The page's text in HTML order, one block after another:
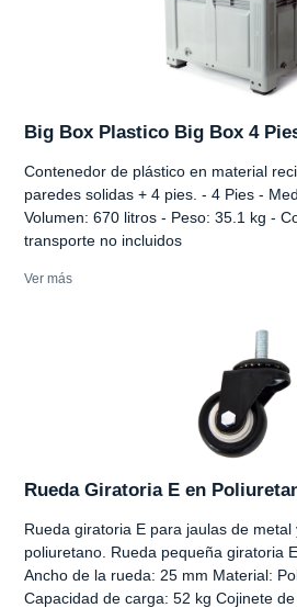
Big Box Plastico Big Box 4
Contenedor de plástico en material
paredes solidas + 4 pies. - 4 Pies -
Volumen: 670 litros - Peso: 35.1 kg -
transporte no incluidos
Ver más
Rueda Giratoria E en
Rueda giratoria E para jaulas de
poliuretano. Rueda pequeña giratoria
Ancho de la rueda: 25 mm Material:
Capacidad de carga: 52 kg Cojinete de